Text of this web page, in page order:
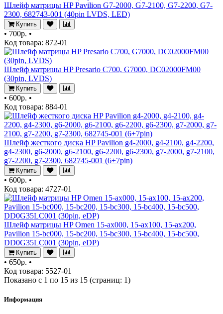
Шлейф матрицы HP Pavilion G7-2000, G7-2100, G7-2200, G7-
2300, 682743-001 (40pin LVDS, LED)
Купить
• 700р. •
Код товара: 872-01
Шлейф матрицы HP Presario C700, G7000, DC02000FM00
(30pin, LVDS)
Купить
• 600р. •
Код товара: 884-01
Шлейф жесткого диска HP Pavilion g4-2000, g4-2100, g4-2200,
g4-2300, g6-2000, g6-2100, g6-2200, g6-2300, g7-2000, g7-2100,
g7-2200, g7-2300, 682745-001 (6+7pin)
Купить
• 600р. •
Код товара: 4727-01
Шлейф матрицы HP Omen 15-ax000, 15-ax100, 15-ax200,
Pavilion 15-bc000, 15-bc200, 15-bc300, 15-bc400, 15-bc500,
DD0G35LC001 (30pin, eDP)
Купить
• 650р. •
Код товара: 5527-01
Показано с 1 по 15 из 15 (страниц: 1)
Информация